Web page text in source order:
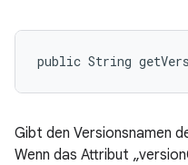
public String
Gibt den Versionsnamen
Wenn das Attribut